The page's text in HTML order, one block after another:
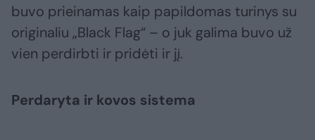
buvo prieinamas kaip papildomas turinys su
originaliu „Black Flag“ – o juk galima buvo už
vien perdirbti ir pridėti ir jį.
Perdaryta ir kovos sistema